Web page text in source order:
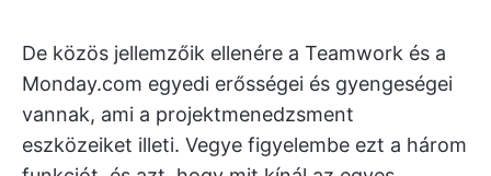
De közös jellemzőik ellenére a Teamwork és a
Monday.com egyedi erősségei és gyengeségei
vannak, ami a projektmenedzsment
eszközeiket illeti. Vegye figyelembe ezt a három